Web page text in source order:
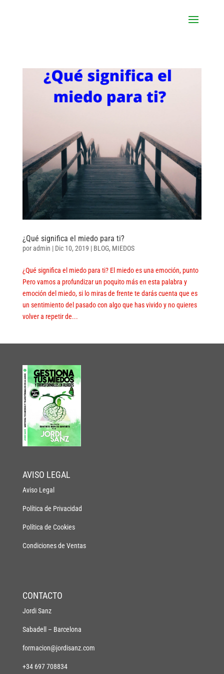
¿Qué significa el miedo para ti?
poradmin | Dic 10, 2019 | BLOG, MIEDOS
¿Qué significa el miedo para ti? El miedo es una emoción, punto
Pero vamos a profundizar un poquito más en esta palabra y
emoción del miedo, si lo miras de frente te darás cuenta que es
un sentimiento del pasado con algo que has vivido y no quieres
volver a repetir de...
AVISO LEGAL
Aviso Legal
Política de Privacidad
Política de Cookies
Condiciones de Ventas
CONTACTO
Jordi Sanz
Sabadell – Barcelona
formacion@jordisanz.com
+34 697 708834